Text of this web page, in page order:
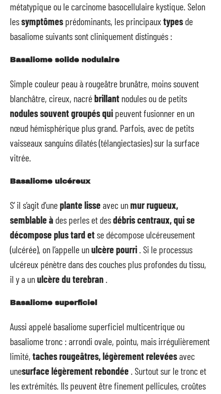
métatypique ou le carcinome basocellulaire kystique. Selon
lessymptômes prédominants, les principaux types de
basaliome suivants sont cliniquement distingués :
Basaliome solide nodulaire
Simple couleur peau à rougeâtre brunâtre, moins souvent
blanchâtre, cireux, nacrébrillant nodules ou de petits
nodules souvent groupés qui peuvent fusionner en un
nœud hémisphérique plus grand. Parfois, avec de petits
vaisseaux sanguins dilatés (télangiectasies) sur la surface
vitrée.
Basaliome ulcéreux
S’ il s’agit d’uneplante lisseavec unmur rugueux,
semblable à des perles et desdébris centraux, qui se
décompose plus tard etse décompose ulcéreusement
(ulcérée), on l’appelle unulcère pourri. Si le processus
ulcéreux pénètre dans des couches plus profondes du tissu,
il y a unulcère du terebran.
Basaliome superficiel
Aussi appelé basaliome superficiel multicentrique ou
basaliome tronc : arrondi ovale, pointu, mais irrégulièrement
limité, taches rougeâtres, légèrement relevéesavec
unesurface légèrement rebondée. Surtout sur le tronc et
les extrémités. Ils peuvent être finement pellicules, croûtes